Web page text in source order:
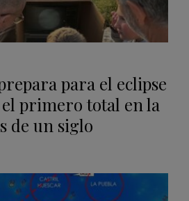
para el eclipse
el primero total en la
de un siglo